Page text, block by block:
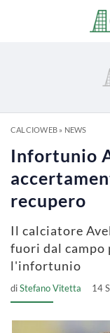
CALCIOWEB» NEWS
Infortunio
recupero
Il calciatore
fuori dal campo
l'infortunio
diStefano Vitetta 14